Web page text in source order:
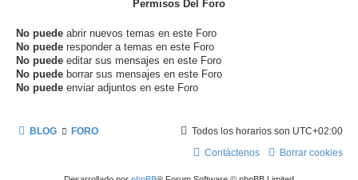
Permisos Del Foro
No puede abrir nuevos temas en este Foro
No puede responder a temas en este Foro
No puede editar sus mensajes en este Foro
No puede borrar sus mensajes en este Foro
No puede enviar adjuntos en este Foro
BLOG FORO Todos los horarios son UTC+02:00
Borrar cookies
Contáctenos